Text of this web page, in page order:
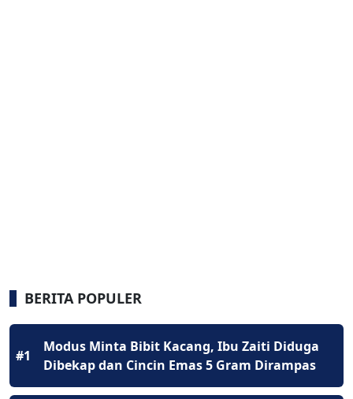
BERITA POPULER
#1
Modus Minta Bibit Kacang, Ibu Zaiti Diduga
Dibekap dan Cincin Emas 5 Gram Dirampas